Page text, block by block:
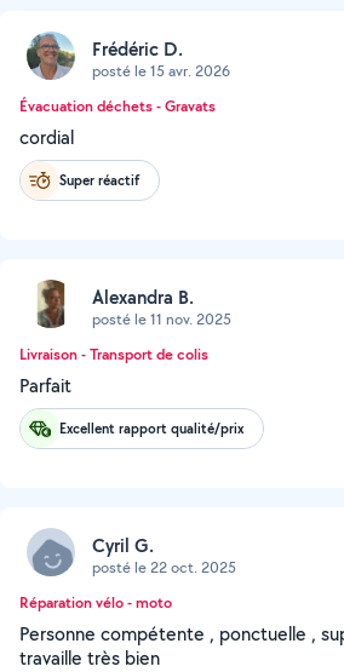
Frédéric D.
posté le 15 avr. 2026
Évacuation déchets - Gravats
cordial
Super réactif
Alexandra B.
posté le 11 nov. 2025
Livraison - Transport de colis
Parfait
Excellent rapport qualité/prix
Cyril G.
posté le 22 oct. 2025
Réparation vélo - moto
Personne compétente , ponctuelle ,
travaille très bien